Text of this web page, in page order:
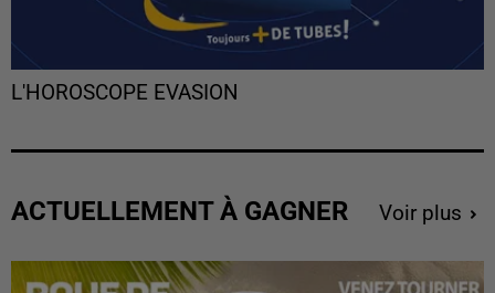
L'HOROSCOPE EVASION
ACTUELLEMENT À GAGNER Voir plus